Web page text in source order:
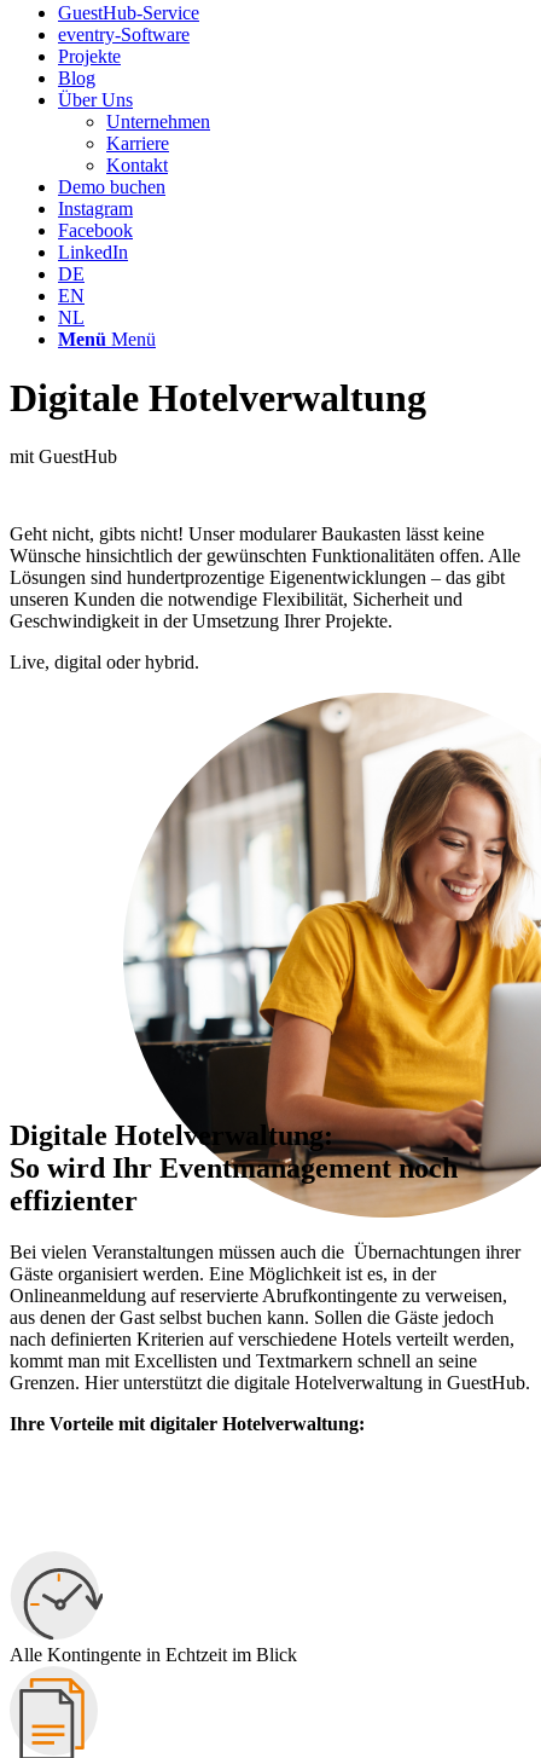
GuestHub-Service
eventry-Software
Projekte
Blog
Über Uns
Unternehmen
Karriere
Kontakt
Demo buchen
Instagram
Facebook
LinkedIn
DE
EN
NL
Menü Menü
Digitale Hotelverwaltung
mit GuestHub
Geht nicht, gibts nicht! Unser modularer Baukasten lässt keine
Wünsche hinsichtlich der gewünschten Funktionalitäten offen. Alle
Lösungen sind hundertprozentige Eigenentwicklungen – das gibt
unseren Kunden die notwendige Flexibilität, Sicherheit und
Geschwindigkeit in der Umsetzung Ihrer Projekte.
Live, digital oder hybrid.
Digitale Hotelverwaltung:
So wird Ihr Eventmanagement noch
effizienter
Bei vielen Veranstaltungen müssen auch die Übernachtungen ihrer
Gäste organisiert werden. Eine Möglichkeit ist es, in der
Onlineanmeldung auf reservierte Abrufkontingente zu verweisen,
aus denen der Gast selbst buchen kann. Sollen die Gäste jedoch
nach definierten Kriterien auf verschiedene Hotels verteilt werden,
kommt man mit Excellisten und Textmarkern schnell an seine
Grenzen. Hier unterstützt die digitale Hotelverwaltung in GuestHub.
Ihre Vorteile mit digitaler Hotelverwaltung:
Alle Kontingente in Echtzeit im Blick